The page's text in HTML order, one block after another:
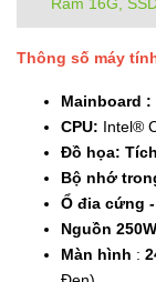
Ram 16G,
Thông số máy
Mainboard :
CPU: Intel®
Đồ họa:
Bộ nhớ
Ổ đia cứng -
Nguồn 250W
Màn hình :